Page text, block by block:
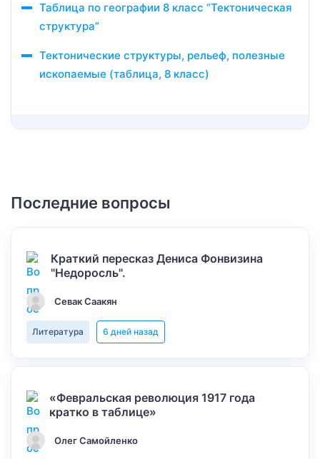
Таблица по географии 8 класс “Тектоническая
структура”
Тектонические структуры, рельеф, полезные
ископаемые (таблица, 8 класс)
Последние вопросы
Краткий пересказ Дениса Фонвизина
"Недоросль".
Севак Саакян
Литература 6 дней назад
«Февральская революция 1917 года
кратко в таблице»
Олег Самойленко